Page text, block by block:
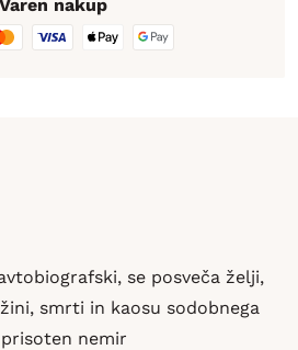
Varen nakup
se posveča želji,
smrti in kaosu sodobnega
nemir